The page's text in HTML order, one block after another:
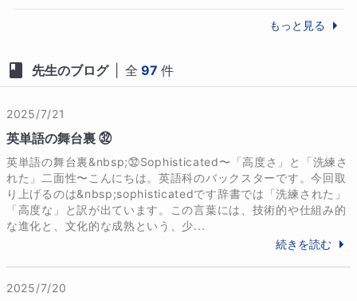
教育という、目には見えないものを、心と頭に残る学
習体験を通してお伝えするよう日々励みます。どうぞ
ーーーーーーー
◆マナリンクの受講された生徒様の声の一部です
＊先生の優しさにやる気が出る(中学女子)
＊先生とだったら受かる気がする(高校男子)
＊以前習ったイギリスの先生の発音のようでとても聞
ださいね
もっと見る
先生のブログ 全 97 件
2025/7/21
英単語の舞台裏 ㉜
英単語の舞台裏&nbsp;㉜Sophisticated〜「高度さ」と「洗練さ
れた」二面性〜こんにちは。英語科のバックスターです。今回取
り上げるのは&nbsp;sophisticatedです辞書では「洗練された」
「高度な」と訳が出ています。この言葉には、技術的や仕組み的
な進化と、文化的な成熟という、少...
続きを読む
2025/7/20